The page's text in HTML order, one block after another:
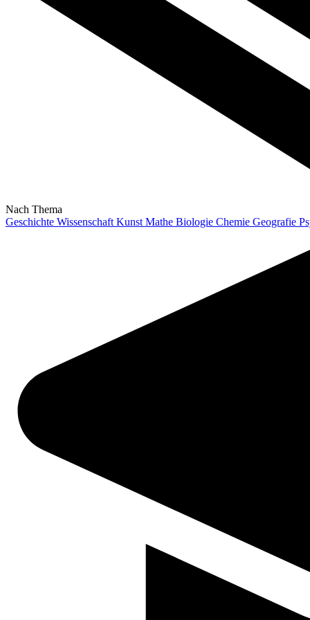
Nach Thema
Geschichte Wissenschaft Kunst Mathe Biologie Chemie Geografie